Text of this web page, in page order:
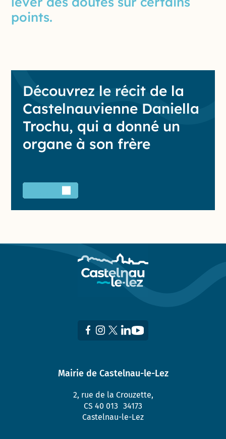
points.
Découvrez le récit de la
Castelnauvienne Daniella
Trochu, qui a donné un
organe à son frère
Mairie de Castelnau-le-Lez
2, rue de la Crouzette,
CS 40 013 34173
Castelnau-le-Lez